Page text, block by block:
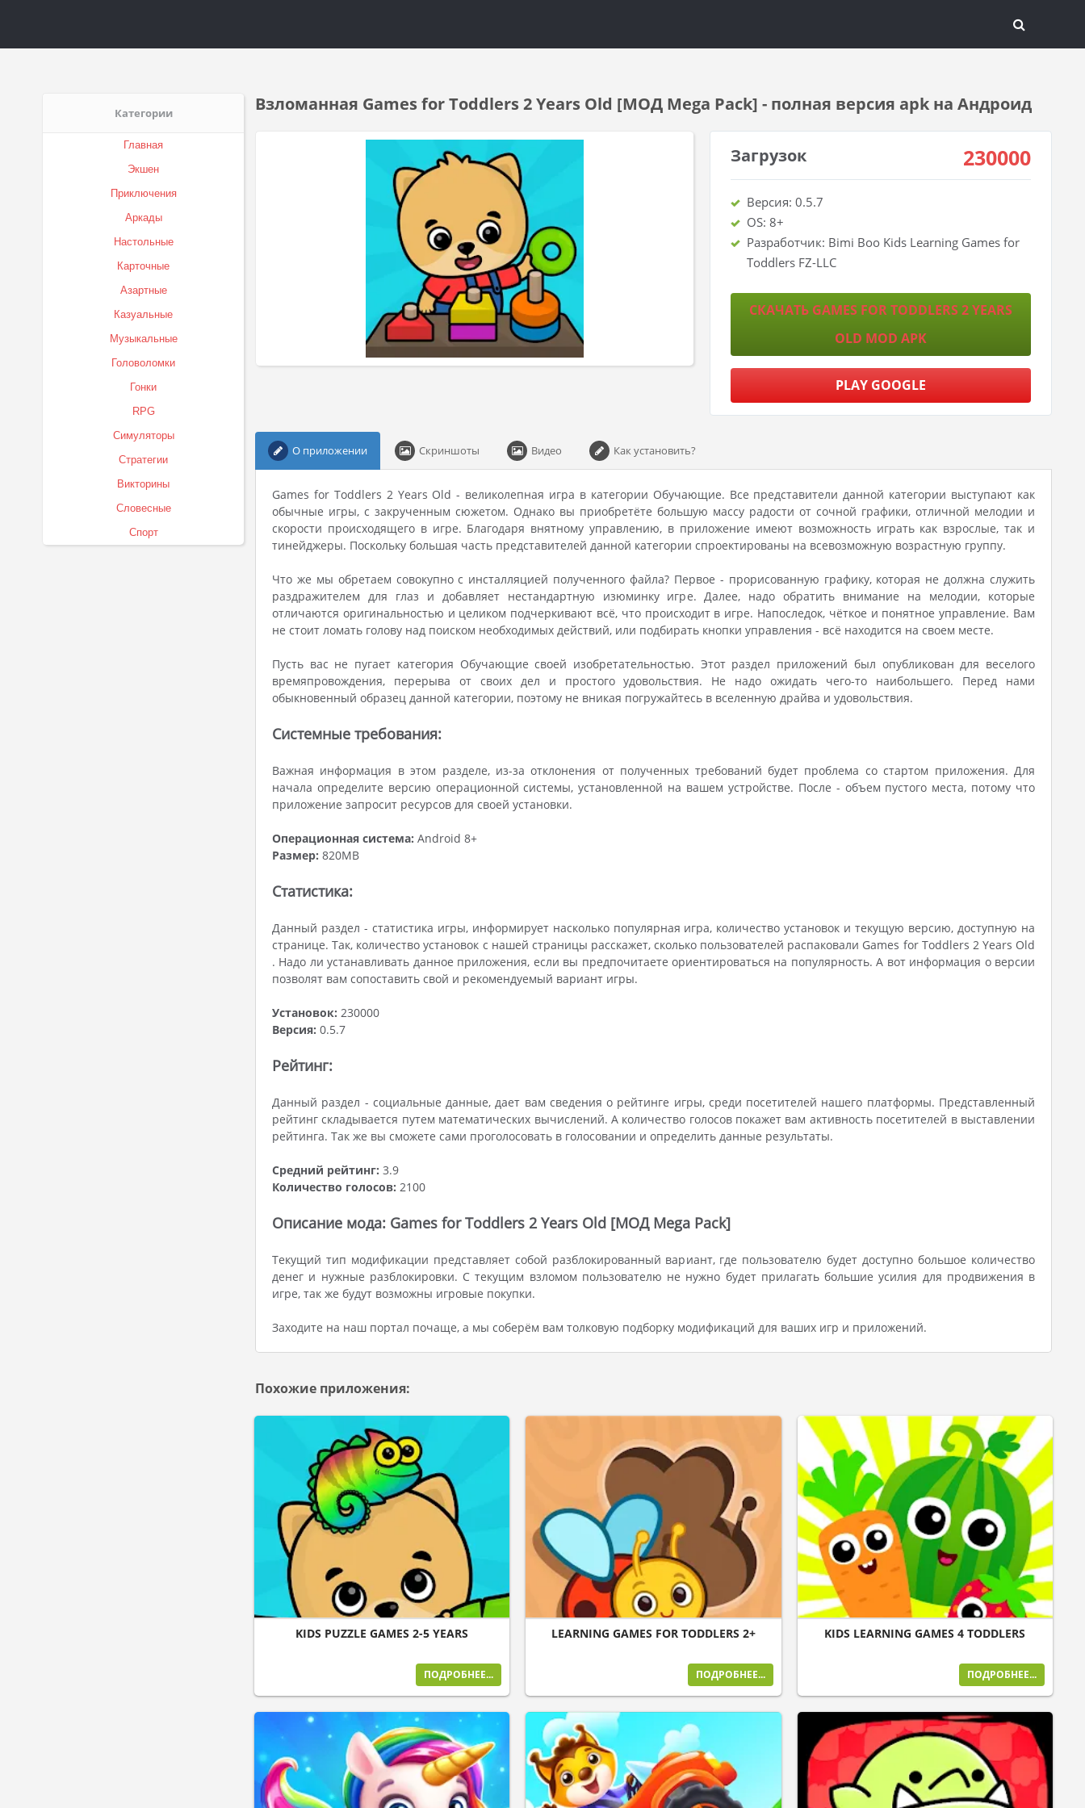
Категории
Главная
Экшен
Приключения
Аркады
Настольные
Карточные
Азартные
Казуальные
Музыкальные
Головоломки
Гонки
RPG
Симуляторы
Стратегии
Викторины
Словесные
Спорт
Взломанная Games for Toddlers 2 Years Old [МОД Mega Pack] - полная версия apk на Андроид
Загрузок 230000
Версия: 0.5.7
OS: 8+
Разработчик: Bimi Boo Kids Learning Games for
Toddlers FZ-LLC
СКАЧАТЬ GAMES FOR TODDLERS 2 YEARS
OLD MOD APK
PLAY GOOGLE
О приложении Скриншоты Видео Как установить?
Games for Toddlers 2 Years Old - великолепная игра в категории Обучающие. Все представители данной категории выступают как
обычные игры, с закрученным сюжетом. Однако вы приобретёте большую массу радости от сочной графики, отличной мелодии и
скорости происходящего в игре. Благодаря внятному управлению, в приложение имеют возможность играть как взрослые, так и
тинейджеры. Поскольку большая часть представителей данной категории спроектированы на всевозможную возрастную группу.
Что же мы обретаем совокупно с инсталляцией полученного файла? Первое - прорисованную графику, которая не должна служить
раздражителем для глаз и добавляет нестандартную изюминку игре. Далее, надо обратить внимание на мелодии, которые
отличаются оригинальностью и целиком подчеркивают всё, что происходит в игре. Напоследок, чёткое и понятное управление. Вам
не стоит ломать голову над поиском необходимых действий, или подбирать кнопки управления - всё находится на своем месте.
Пусть вас не пугает категория Обучающие своей изобретательностью. Этот раздел приложений был опубликован для веселого
времяпровождения, перерыва от своих дел и простого удовольствия. Не надо ожидать чего-то наибольшего. Перед нами
обыкновенный образец данной категории, поэтому не вникая погружайтесь в вселенную драйва и удовольствия.
Системные требования:
Важная информация в этом разделе, из-за отклонения от полученных требований будет проблема со стартом приложения. Для
начала определите версию операционной системы, установленной на вашем устройстве. После - объем пустого места, потому что
приложение запросит ресурсов для своей установки.
Операционная система: Android 8+
Размер: 820MB
Статистика:
Данный раздел - статистика игры, информирует насколько популярная игра, количество установок и текущую версию, доступную на
странице. Так, количество установок с нашей страницы расскажет, сколько пользователей распаковали Games for Toddlers 2 Years Old
. Надо ли устанавливать данное приложения, если вы предпочитаете ориентироваться на популярность. А вот информация о версии
позволят вам сопоставить свой и рекомендуемый вариант игры.
Установок: 230000
Версия: 0.5.7
Рейтинг:
Данный раздел - социальные данные, дает вам сведения о рейтинге игры, среди посетителей нашего платформы. Представленный
рейтинг складывается путем математических вычислений. А количество голосов покажет вам активность посетителей в выставлении
рейтинга. Так же вы сможете сами проголосовать в голосовании и определить данные результаты.
Средний рейтинг: 3.9
Количество голосов: 2100
Описание мода: Games for Toddlers 2 Years Old [МОД Mega Pack]
Текущий тип модификации представляет собой разблокированный вариант, где пользователю будет доступно большое количество
денег и нужные разблокировки. С текущим взломом пользователю не нужно будет прилагать большие усилия для продвижения в
игре, так же будут возможны игровые покупки.
Заходите на наш портал почаще, а мы соберём вам толковую подборку модификаций для ваших игр и приложений.
Похожие приложения:
KIDS PUZZLE GAMES 2-5 YEARS
ПОДРОБНЕЕ...
LEARNING GAMES FOR TODDLERS 2+
ПОДРОБНЕЕ...
KIDS LEARNING GAMES 4 TODDLERS
ПОДРОБНЕЕ...